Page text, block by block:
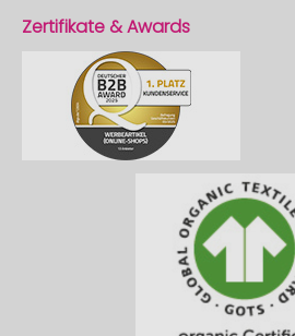
Zertifikate & Awards